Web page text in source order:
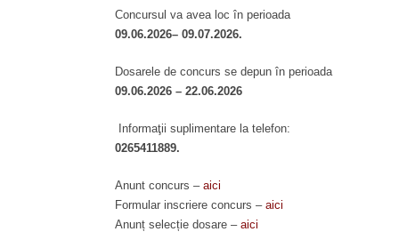
Concursul va avea loc în perioada
09.06.2026– 09.07.2026.
Dosarele de concurs se depun în perioada
09.06.2026 – 22.06.2026
Informaţii suplimentare la telefon:
0265411889.
Anunt concurs – aici
Formular inscriere concurs – aici
Anunț selecție dosare – aici